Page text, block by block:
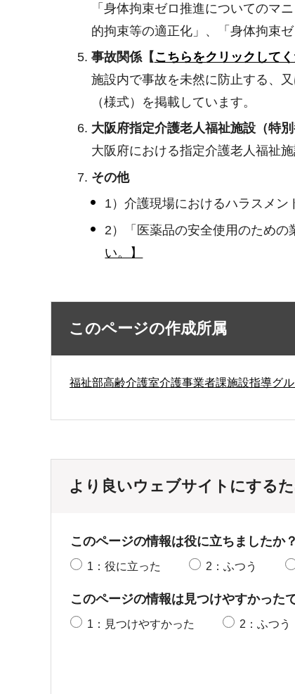
「身体拘束ゼロ推進についてのマ
的拘束等の適正化」、「身体拘束
事故関係【 こちらをクリックしてく
施設内で事故を未然に防止する、
（様式）を掲載しています。
大阪府指定介護老人福祉施設（特
大阪府における指定介護老人福祉
その他
1）介護現場におけるハラスメン
2）「医薬品の安全使用のため
い。】
このページの作成所属
福祉部高齢介護室介護事業者課施設指導グ
より良いウェブサイトにする
このページの情報は役に立ちましたか？
1：役に立った 2：ふつう
このページの情報は見つけやすかった
1：見つけやすかった 2：ふつう